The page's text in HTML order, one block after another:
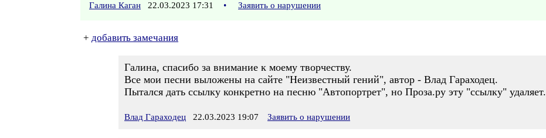
Галина Каган 22.03.2023 17:31 • Заявить о нарушении
+ добавить замечания
Галина, спасибо за внимание к моему творчеству.
Все мои песни выложены на сайте "Неизвестный гений", автор - Влад Гараходец.
Пытался дать ссылку конкретно на песню "Автопортрет", но Проза.ру эту "ссылку" удаляет.
Влад Гараходец 22.03.2023 19:07 Заявить о нарушении